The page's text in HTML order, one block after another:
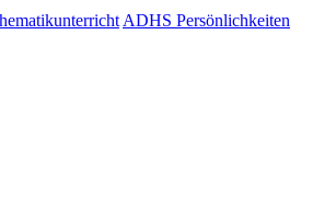
ADHS Persönlichkeiten